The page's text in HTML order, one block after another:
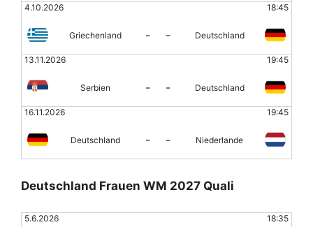
4.10.2026 18:45
Griechenland - - Deutschland
13.11.2026 19:45
Serbien - - Deutschland
16.11.2026 19:45
Deutschland - - Niederlande
Deutschland Frauen WM 2027 Quali
5.6.2026 18:35